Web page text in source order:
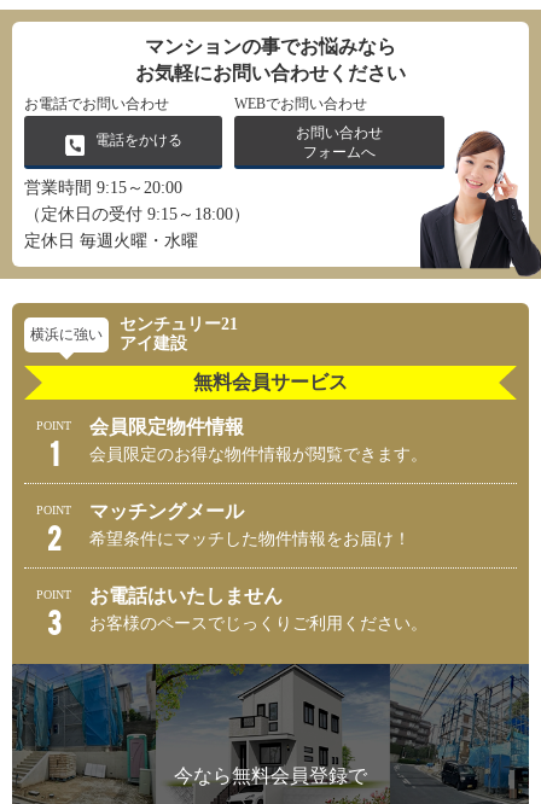
マンションの事でお悩みなら
お気軽にお問い合わせください
お電話でお問い合わせ
電話をかける
WEBでお問い合わせ
お問い合わせ
フォームへ
営業時間 9:15～20:00
（定休日の受付 9:15～18:00）
定休日 毎週火曜・水曜
横浜に強い
センチュリー21
アイ建設
無料会員サービス
POINT
1
会員限定物件情報
会員限定のお得な物件情報が閲覧できます。
POINT
2
マッチングメール
希望条件にマッチした物件情報をお届け！
POINT
3
お電話はいたしません
お客様のペースでじっくりご利用ください。
今なら無料会員登録で